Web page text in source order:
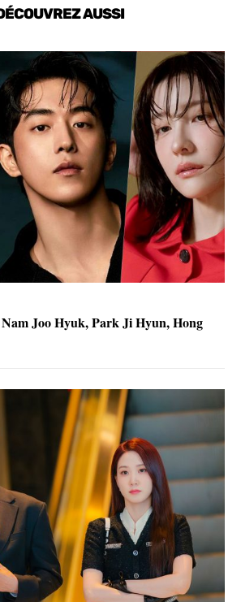
AUSSI
Joo Hyuk, Park Ji Hyun, Hong